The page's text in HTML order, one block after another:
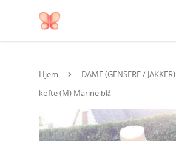
Hjem DAME (GENSERE / JAKKER)
kofte (M) Marine blå